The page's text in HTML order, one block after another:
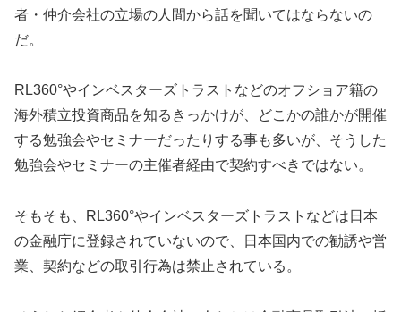
者・仲介会社の立場の人間から話を聞いてはならないの
だ。
RL360°やインベスターズトラストなどのオフショア籍の
海外積立投資商品を知るきっかけが、どこかの誰かが開催
する勉強会やセミナーだったりする事も多いが、そうした
勉強会やセミナーの主催者経由で契約すべきではない。
そもそも、RL360°やインベスターズトラストなどは日本
の金融庁に登録されていないので、日本国内での勧誘や営
業、契約などの取引行為は禁止されている。